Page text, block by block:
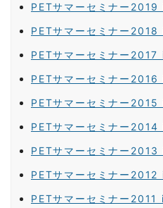
PETサマーセミナー2019
PETサマーセミナー2018
PETサマーセミナー2017
PETサマーセミナー2016
PETサマーセミナー2015
PETサマーセミナー2014
PETサマーセミナー2013
PETサマーセミナー2012
PETサマーセミナー2011